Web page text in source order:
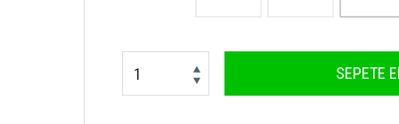
SEPETE